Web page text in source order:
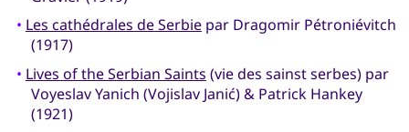
• Les cathédrales de Serbiepar Dragomir Pétroniévitch
(1917)
• Lives of the Serbian Saints (vie des sainst serbes) par
Voyeslav Yanich (Vojislav Janić) & Patrick Hankey
(1921)